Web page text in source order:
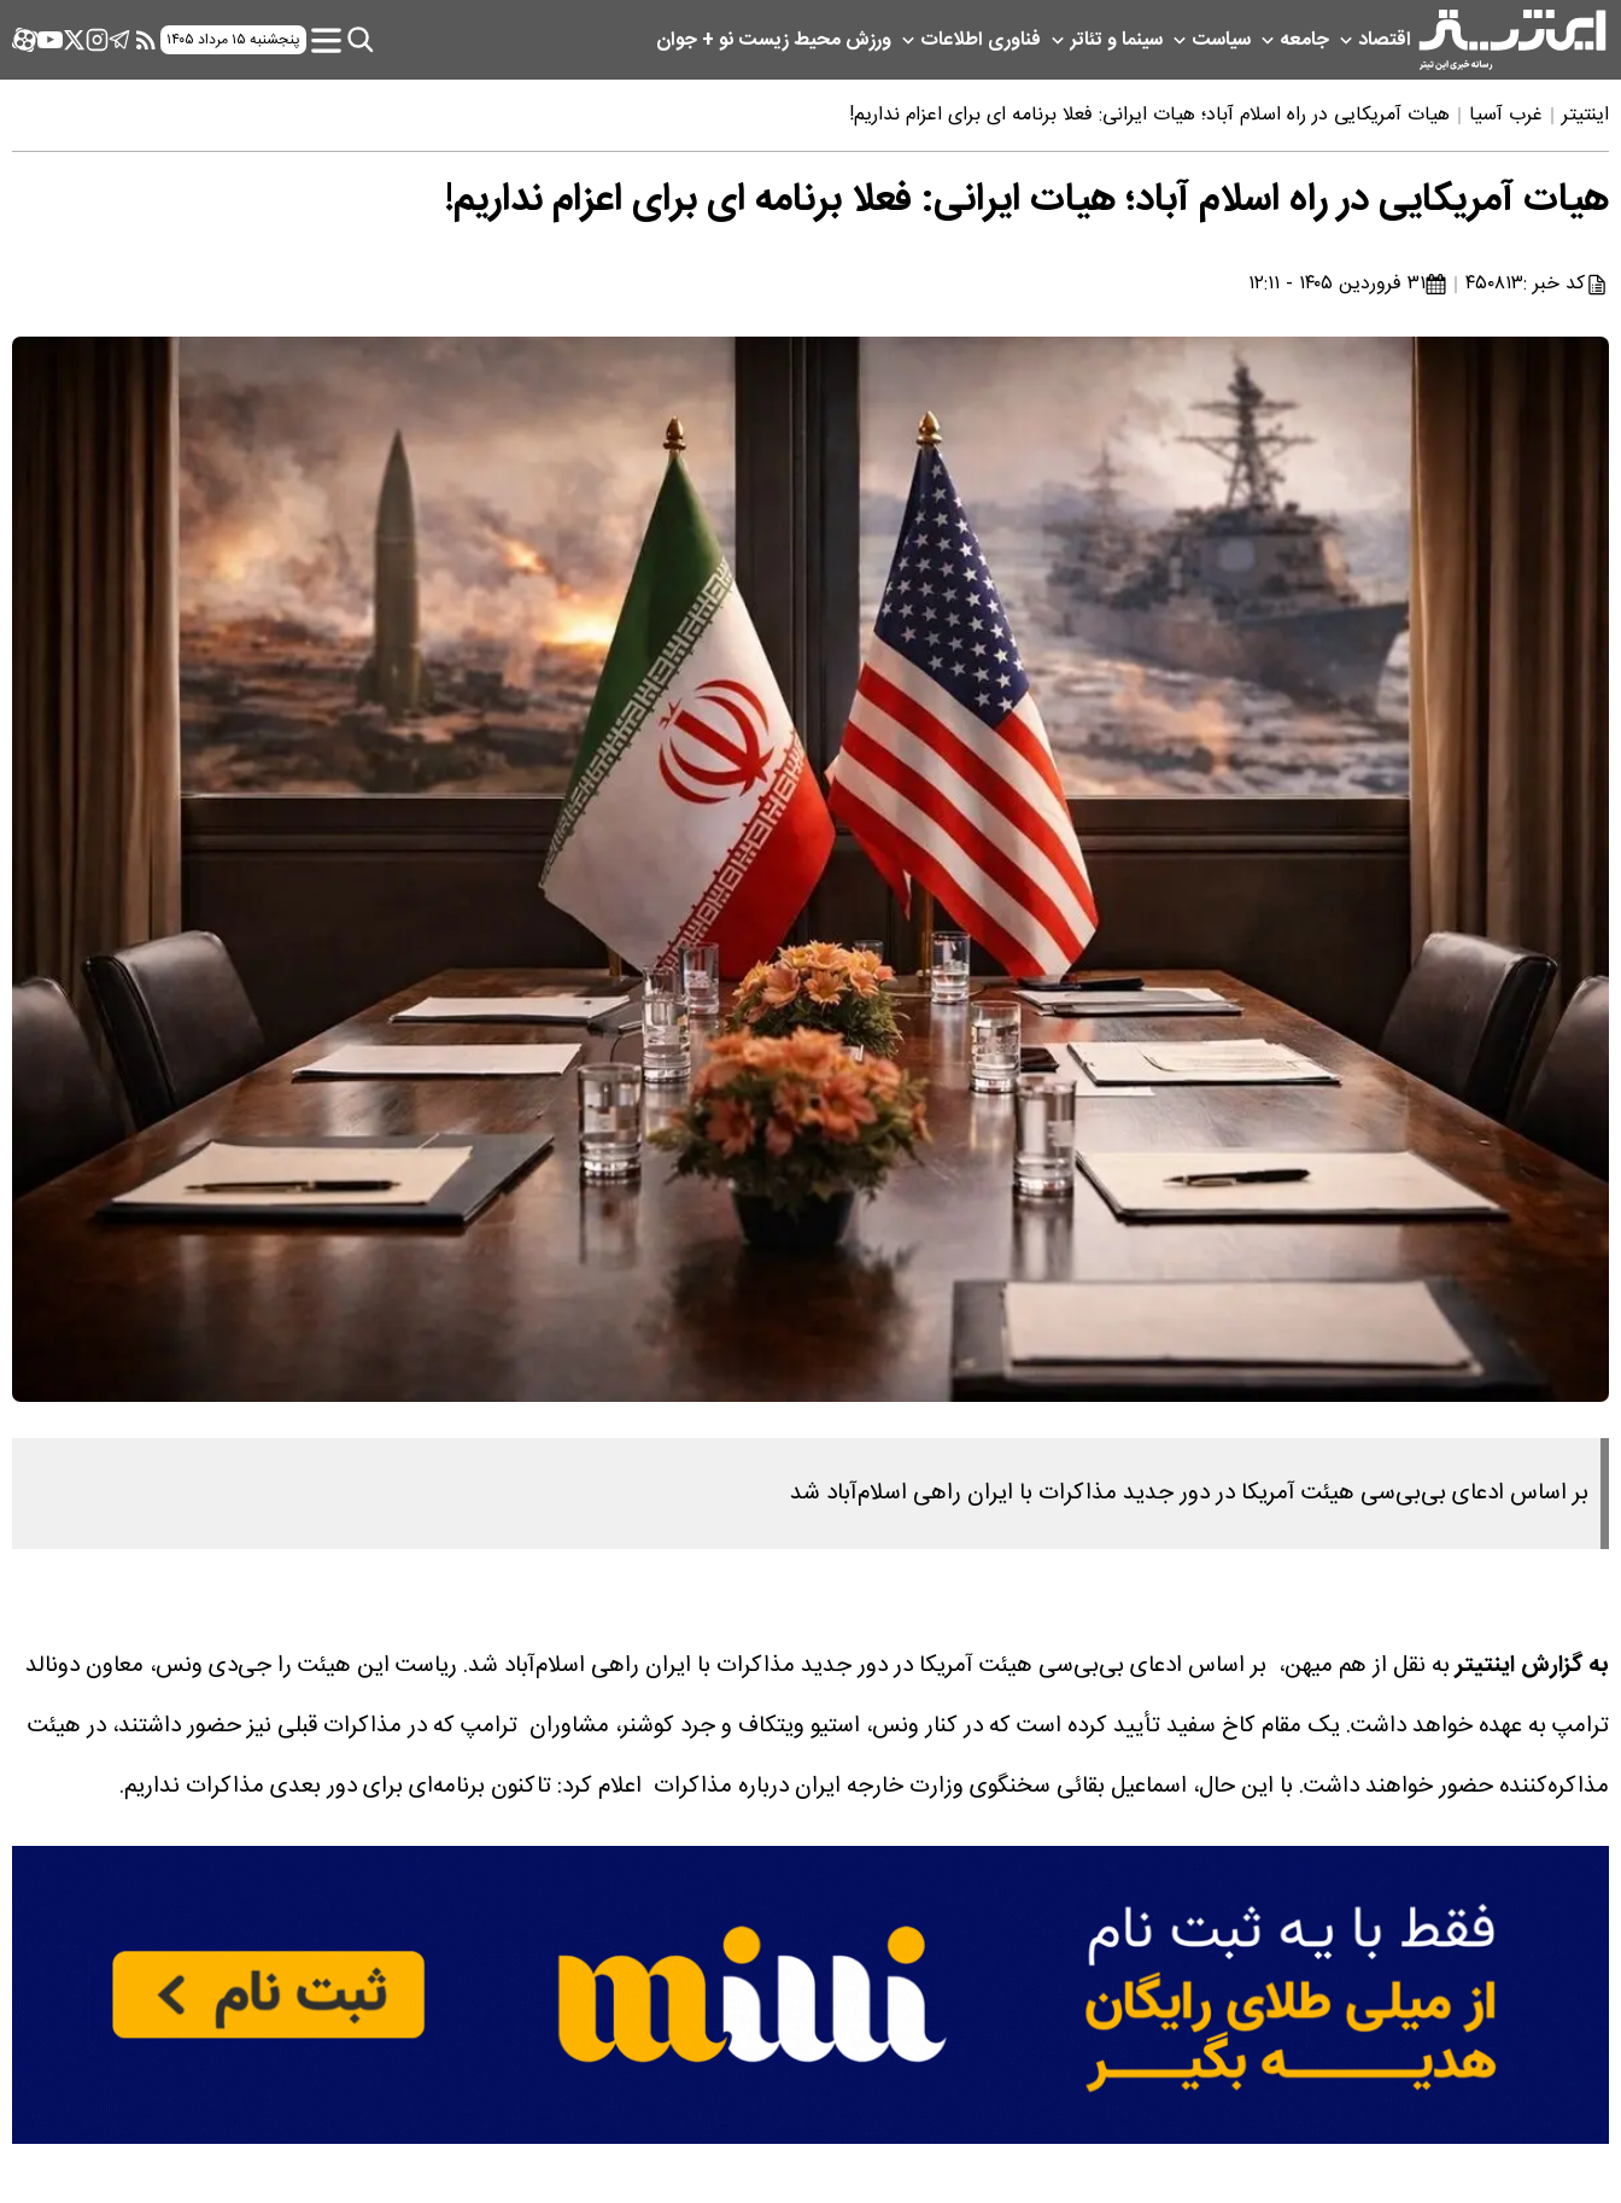
اقتصاد جامعه سیاست سینما و تئاتر فناوری اطلاعات ورزشمحیط زیستنو + جوان پنجشنبه ۱۵ مرداد ۱۴۰۵
اینتیتر غرب آسیا هیات آمریکایی در راه اسلام آباد؛ هیات ایرانی: فعلا برنامه ای برای اعزام نداریم!
هیات آمریکایی در راه اسلام آباد؛ هیات ایرانی: فعلا برنامه ای برای اعزام نداریم!
کد خبر :۴۵۰۸۱۳ ۳۱ فروردین ۱۴۰۵ - ۱۲:۱۱
بر اساس ادعای بی‌بی‌سی هیئت آمریکا در دور جدید مذاکرات با ایران راهی اسلام‌آباد شد
به گزارش اینتیتربه نقل از هم میهن، بر اساس ادعای بی‌بی‌سی هیئت آمریکا در دور جدید مذاکرات با ایران راهی اسلام‌آباد شد. ریاست این هیئت را جی‌دی‌ ونس، معاون دونالد
ترامپ به عهده خواهد داشت. یک مقام کاخ سفید تأیید کرده است که در کنار ونس، استیو ویتکاف و جرد کوشنر، مشاوران ترامپ که در مذاکرات قبلی نیز حضور داشتند، در هیئت
مذاکره‌کننده حضور خواهند داشت. با این حال، اسماعیل بقائی سخنگوی وزارت خارجه ایران درباره مذاکرات اعلام کرد: تاکنون برنامه‌ای برای دور بعدی مذاکرات نداریم.